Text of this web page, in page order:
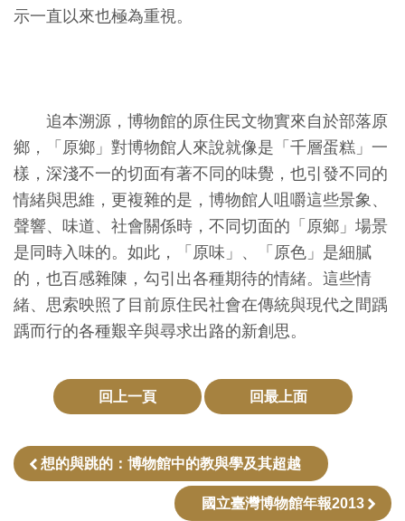
典
便
民
服
務
政
府
隱
示一直以來也極為重視。
追本溯源，博物館的原住民文物實來自於部落原
鄉，「原鄉」對博物館人來說就像是「千層蛋糕」一
樣，深淺不一的切面有著不同的味覺，也引發不同的
情緒與思維，更複雜的是，博物館人咀嚼這些景象、
聲響、味道、社會關係時，不同切面的「原鄉」場景
是同時入味的。如此，「原味」、「原色」是細膩
的，也百感雜陳，勾引出各種期待的情緒。這些情
緒、思索映照了目前原住民社會在傳統與現代之間踽
踽而行的各種艱辛與尋求出路的新創思。
回上一頁 回最上面
想的與跳的：博物館中的教與學及其超越
國立臺灣博物館年報2013